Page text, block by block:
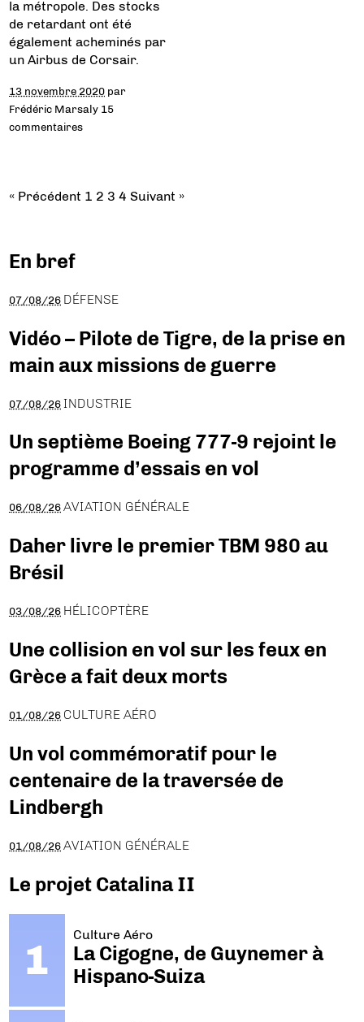
la métropole. Des stocks
de retardant ont été
également acheminés par
un Airbus de Corsair.
13 novembre 2020 par
Frédéric Marsaly 15
commentaires
« Précédent 1 2 3 4 Suivant »
En bref
07/08/26 DÉFENSE
Vidéo – Pilote de Tigre, de la prise en
main aux missions de guerre
07/08/26 INDUSTRIE
Un septième Boeing 777-9 rejoint le
programme d’essais en vol
06/08/26 AVIATION GÉNÉRALE
Daher livre le premier TBM 980 au
Brésil
03/08/26 HÉLICOPTÈRE
Une collision en vol sur les feux en
Grèce a fait deux morts
01/08/26 CULTURE AÉRO
Un vol commémoratif pour le
centenaire de la traversée de
Lindbergh
01/08/26 AVIATION GÉNÉRALE
Le projet Catalina II
Culture Aéro
La Cigogne, de Guynemer à
Hispano-Suiza